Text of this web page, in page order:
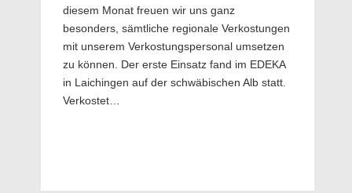
diesem Monat freuen wir uns ganz
besonders, sämtliche regionale Verkostungen
mit unserem Verkostungspersonal umsetzen
zu können. Der erste Einsatz fand im EDEKA
in Laichingen auf der schwäbischen Alb statt.
Verkostet…